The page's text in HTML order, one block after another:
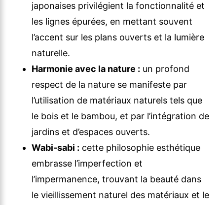
japonaises privilégient la fonctionnalité et
les lignes épurées, en mettant souvent
l’accent sur les plans ouverts et la lumière
naturelle.
Harmonie avec la nature : un profond
respect de la nature se manifeste par
l’utilisation de matériaux naturels tels que
le bois et le bambou, et par l’intégration de
jardins et d’espaces ouverts.
Wabi-sabi : cette philosophie esthétique
embrasse l’imperfection et
l’impermanence, trouvant la beauté dans
le vieillissement naturel des matériaux et le